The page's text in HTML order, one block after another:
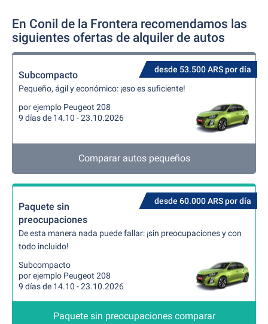
En Conil de la Frontera recomendamos las
siguientes ofertas de alquiler de autos
desde 53.500 ARS por día
Subcompacto
Pequeño, ágil y económico: ¡eso es suficiente!
por ejemplo Peugeot 208
9 días de 14.10 - 23.10.2026
Comparar autos pequeños
desde 60.000 ARS por día
Paquete sin
preocupaciones
De esta manera nada puede fallar: ¡sin preocupaciones y con
todo incluido!
Subcompacto
por ejemplo Peugeot 208
9 días de 14.10 - 23.10.2026
Paquete sin preocupaciones comparar